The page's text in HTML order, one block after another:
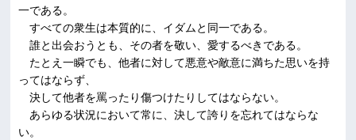
一である。
すべての衆生は本質的に、イダムと同一である。
誰と出会おうとも、その者を敬い、愛するべきである。
たとえ一瞬でも、他者に対して悪意や敵意に満ちた思いを持
ってはならず、
決して他者を罵ったり傷つけたりしてはならない。
あらゆる状況において常に、決して誇りを忘れてはならな
い。